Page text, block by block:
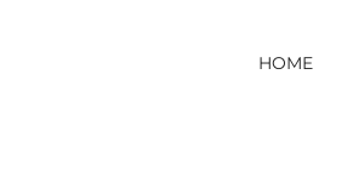
HOME